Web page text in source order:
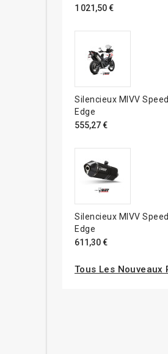
1 021,50 €
Silencieux MIVV Speed
Edge
555,27 €
Silencieux MIVV Speed
Edge
611,30 €